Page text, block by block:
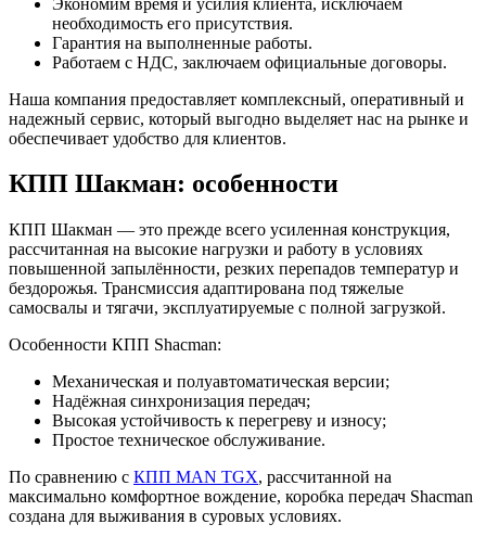
необходимость его присутствия.
Гарантия на выполненные работы.
Работаем с НДС, заключаем официальные договоры.
Наша компания предоставляет комплексный, оперативный и
надежный сервис, который выгодно выделяет нас на рынке и
обеспечивает удобство для клиентов.
КПП Шакман: особенности
КПП Шакман — это прежде всего усиленная конструкция,
рассчитанная на высокие нагрузки и работу в условиях
повышенной запылённости, резких перепадов температур и
бездорожья. Трансмиссия адаптирована под тяжелые
самосвалы и тягачи, эксплуатируемые с полной загрузкой.
Особенности КПП Shacman:
Механическая и полуавтоматическая версии;
Надёжная синхронизация передач;
Высокая устойчивость к перегреву и износу;
Простое техническое обслуживание.
По сравнению с КПП MAN TGX, рассчитанной на
максимально комфортное вождение, коробка передач Shacman
создана для выживания в суровых условиях.